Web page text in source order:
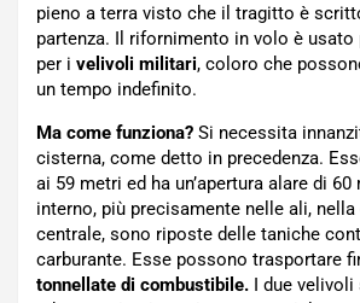
pieno a terra visto che il tragitto è
partenza. Il rifornimento in volo è
per i velivoli militari, coloro che
un tempo indefinito.
Ma come funziona? Si necessita
cisterna, come detto in precedenza.
ai 59 metri ed ha un’apertura alare di
interno, più precisamente nelle ali,
centrale, sono riposte delle taniche
carburante. Esse possono trasportare
tonnellate di combustibile. I due